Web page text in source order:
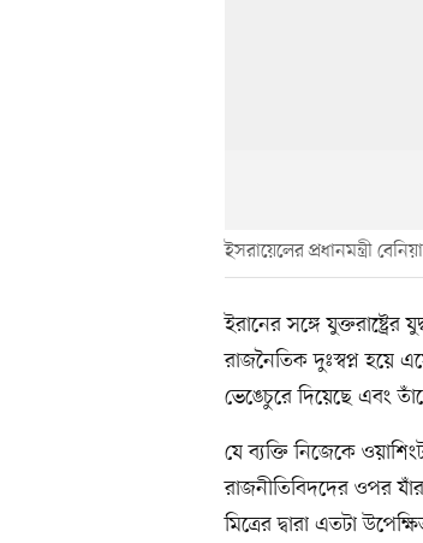
ইসরায়েলের প্রধানমন্ত্রী
ইরানের সঙ্গে যুক্তরাষ্ট্রের
রাজনৈতিক দুঃস্বপ্ন হয়ে
ভেঙেচুরে দিয়েছে এবং
যে ব্যক্তি নিজেকে
রাজনীতিবিদদের ওপর
মিত্রের দ্বারা এতটা